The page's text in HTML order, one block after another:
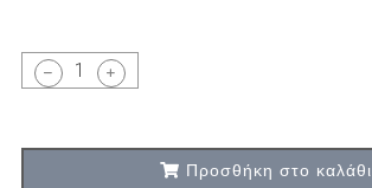
1
Προσθήκη στο καλάθι